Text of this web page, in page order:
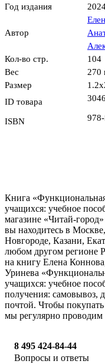
Год издания
Автор
Кол-во стр.
104
Вес
270
Размер
ID товара
ISBN
Книга
учащихся: учебное
магазине «Читай-
вы находитесь в
Новгороде, Казани,
любом другом регионе
на книгу Елена
Уринева
учащихся: учебное
получения: самовывоз,
почтой. Чтобы
мы регулярно
8 495 424-84-44
Вопросы и ответы